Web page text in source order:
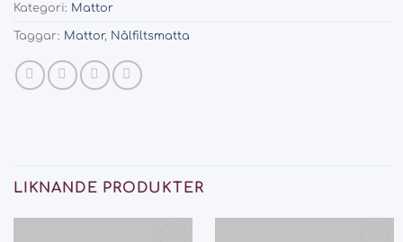
Kategori: Mattor
Taggar: Mattor, Nålfiltsmatta
LIKNANDE PRODUKTER